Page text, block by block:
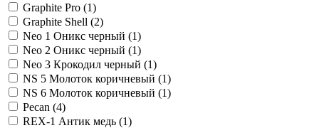
Graphite Pro (1)
Graphite Shell (2)
Neo 1 Оникс черный (1)
Neo 2 Оникс черный (1)
Neo 3 Крокодил черный (1)
NS 5 Молоток коричневый (1)
NS 6 Молоток коричневый (1)
Pecan (4)
REX-1 Антик медь (1)